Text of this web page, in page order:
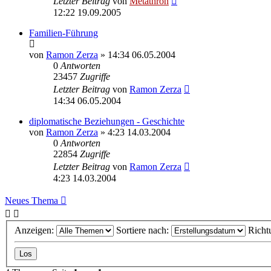
12:22 19.09.2005
Familien-Führung
von Ramon Zerza » 14:34 06.05.2004
0 Antworten
23457 Zugriffe
Letzter Beitrag von Ramon Zerza
14:34 06.05.2004
diplomatische Beziehungen - Geschichte
von Ramon Zerza » 4:23 14.03.2004
0 Antworten
22854 Zugriffe
Letzter Beitrag von Ramon Zerza
4:23 14.03.2004
Neues Thema
Anzeigen: Sortiere nach: